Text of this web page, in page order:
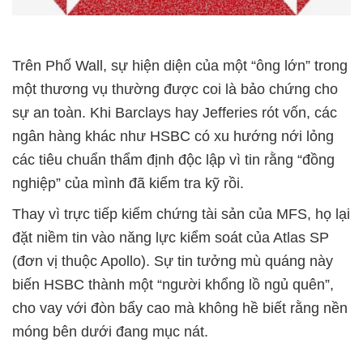
Trên Phố Wall, sự hiện diện của một “ông lớn” trong
một thương vụ thường được coi là bảo chứng cho
sự an toàn. Khi Barclays hay Jefferies rót vốn, các
ngân hàng khác như HSBC có xu hướng nới lỏng
các tiêu chuẩn thẩm định độc lập vì tin rằng “đồng
nghiệp” của mình đã kiểm tra kỹ rồi.
Thay vì trực tiếp kiểm chứng tài sản của MFS, họ lại
đặt niềm tin vào năng lực kiểm soát của Atlas SP
(đơn vị thuộc Apollo). Sự tin tưởng mù quáng này
biến HSBC thành một “người khổng lồ ngủ quên”,
cho vay với đòn bẩy cao mà không hề biết rằng nền
móng bên dưới đang mục nát.